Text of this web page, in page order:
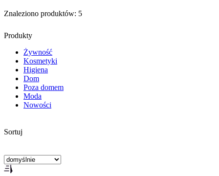
Znaleziono produktów: 5
Produkty
Żywność
Kosmetyki
Higiena
Dom
Poza domem
Moda
Nowości
Sortuj